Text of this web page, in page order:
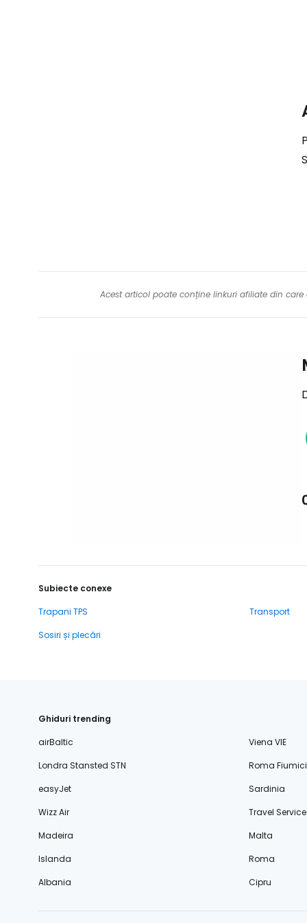
Acest articol poate conține linkuri afiliate din
Subiecte conexe
Trapani TPS
Transport
Sosiri și plecări
Ghiduri trending
airBaltic
Viena VIE
Londra Stansted STN
Roma
easyJet
Sardinia
Wizz Air
Travel Service
Madeira
Malta
Islanda
Roma
Albania
Cipru